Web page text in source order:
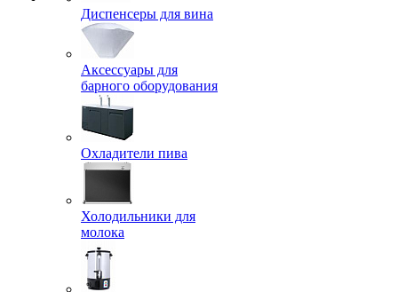
Диспенсеры для вина
Аксессуары для
барного оборудования
Охладители пива
Холодильники для
молока